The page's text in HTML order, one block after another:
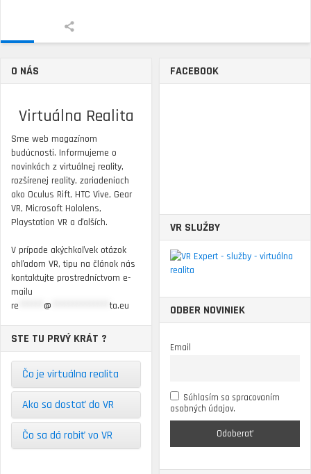
O NÁS
Virtuálna Realita
Sme web magazínom
budúcnosti. Informujeme o
novinkách z virtuálnej reality,
rozšírenej reality, zariadeniach
ako Oculus Rift, HTC Vive, Gear
VR, Microsoft Hololens,
Playstation VR a ďalších.
V prípade akýchkoľvek otázok
ohľadom VR, tipu na článok nás
kontaktujte prostredníctvom e-
mailu
re
@ **************ta.eu
STE TU PRVÝ KRÁT ?
Čo je virtuálna realita
Ako sa dostať do VR
Čo sa dá robiť vo VR
FACEBOOK
VR SLUŽBY
ODBER NOVINIEK
Email
Súhlasím so spracovaním
osobných údajov.